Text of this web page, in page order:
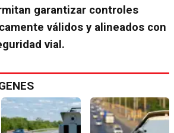
garantizar controles
válidos y alineados con
vial.